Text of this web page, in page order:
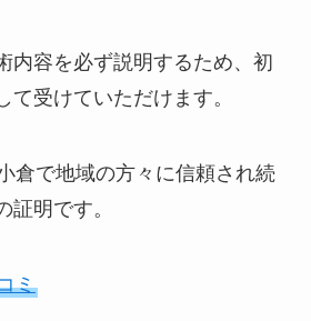
内容を必ず説明するため、初
て受けていただけます。
倉で地域の方々に信頼され続
証明です。
ミ